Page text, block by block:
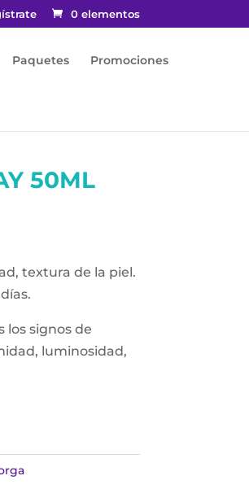
0 elementos
Paquetes Promociones
50ML
textura de la piel.
los signos de
luminosidad,